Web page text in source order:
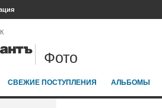
Фото
СВЕЖИЕ ПОСТУПЛЕНИЯ АЛЬБОМЫ